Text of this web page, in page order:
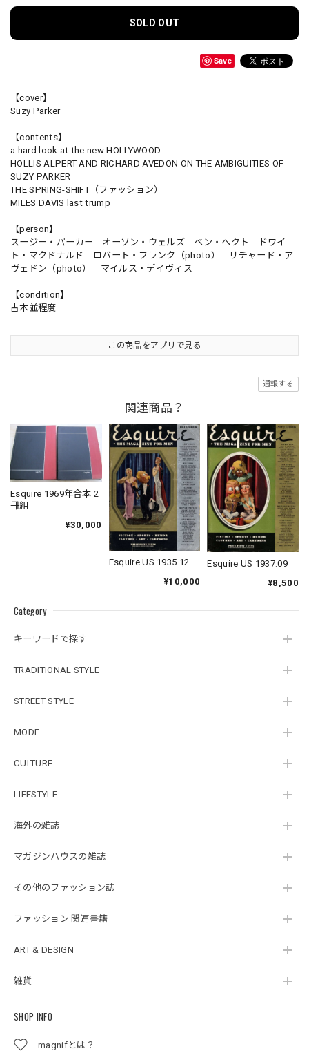
Category
キーワードで探す
TRADITIONAL STYLE
STREET STYLE
MODE
CULTURE
LIFESTYLE
海外の雑誌
マガジンハウスの雑誌
その他のファッション誌
ファッション 関連書籍
ART & DESIGN
雑貨
SHOP INFO
magnifとは？
SOLD OUT
Save
【cover】
Suzy Parker
【contents】
a hard look at the new HOLLYWOOD
HOLLIS ALPERT AND RICHARD AVEDON ON THE AMBIGUITIES OF
SUZY PARKER
THE SPRING-SHIFT（ファッション）
MILES DAVIS last trump
【person】
スージー・パーカー オーソン・ウェルズ ベン・ヘクト ドワイ
ト・マクドナルド ロバート・フランク（photo） リチャード・ア
ヴェドン（photo） マイルス・デイヴィス
【condition】
古本並程度
この商品をアプリで見る
通報する
関連商品？
Esquire 1969年合本 2
冊組
¥30,000
Esquire US 1935.12
¥10,000
Esquire US 1937.09
¥8,500